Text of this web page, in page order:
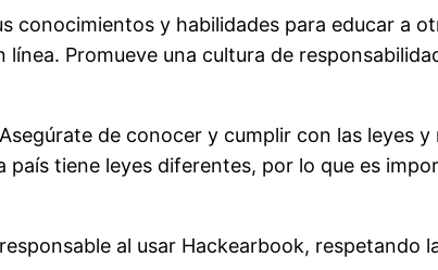
y habilidades para educar a
Promueve una cultura de
de conocer y cumplir con las leyes
país tiene leyes diferentes, por lo que es
al usar Hackearbook, respetando